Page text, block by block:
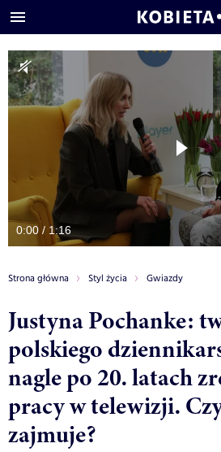
0:00 / 1:16
Strona główna Styl życia Gwiazdy
Justyna Pochanke:
polskiego
nagle po 20. latach
pracy w telewizji.
zajmuje?